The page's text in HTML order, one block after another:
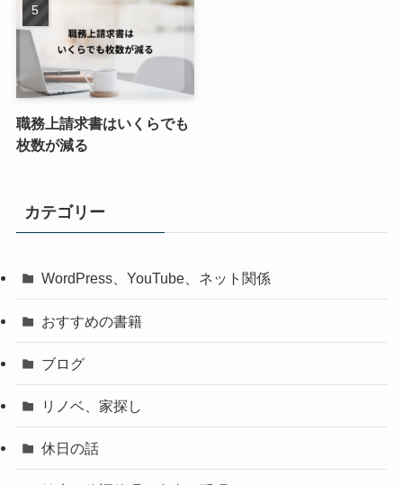
職務上請求書はいくらでも
枚数が減る
カテゴリー
WordPress、YouTube、ネット関係
おすすめの書籍
ブログ
リノベ、家探し
休日の話